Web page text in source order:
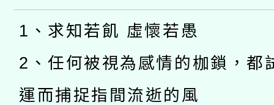
1、求知若飢 虛懷若愚
2、任何被視為感情的枷鎖，都
運而捕捉指間流逝的風